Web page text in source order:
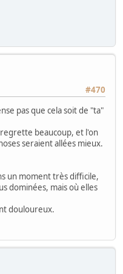
#470
pas que cela soit de "ta"
beaucoup, et l'on
seraient allées mieux.
un moment très difficile,
dominées, mais où elles
douloureux.